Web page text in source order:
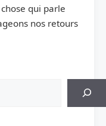
qui parle
nos retours